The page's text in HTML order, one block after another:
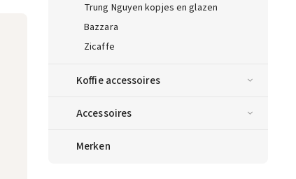
Trung Nguyen kopjes en glazen
Bazzara
Zicaffe
Koffie accessoires
Accessoires
Merken